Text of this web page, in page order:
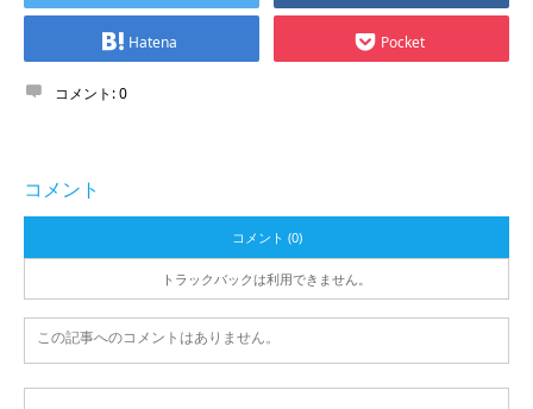
Hatena Pocket
コメント:0
コメント
コメント (0)
トラックバックは利用できません。
この記事へのコメントはありません。